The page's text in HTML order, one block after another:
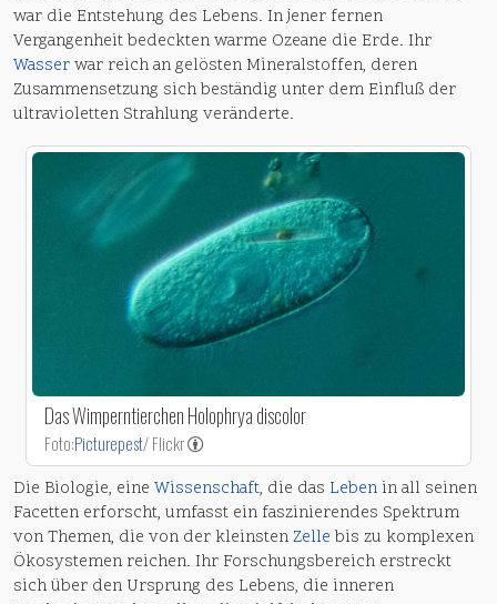
war die Entstehung des Lebens. In jener fernen
Vergangenheit bedeckten warme Ozeane die Erde. Ihr
Wasserwar reich an gelösten Mineralstoffen, deren
Zusammensetzung sich beständig unter dem Einfluß der
ultravioletten Strahlung veränderte.
Das Wimperntierchen Holophrya discolor
Foto:Picturepest/ Flickr
Die Biologie, eine Wissenschaft, die das Leben in all seinen
Facetten erforscht, umfasst ein faszinierendes Spektrum
von Themen, die von der kleinstenZelle bis zu komplexen
Ökosystemen reichen. Ihr Forschungsbereich erstreckt
sich über den Ursprung des Lebens, die inneren